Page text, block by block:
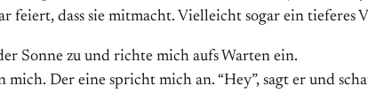
feiert, dass sie mitmacht. Vielleicht sogar ein tieferes
Sonne zu und richte mich aufs Warten ein.
mich. Der eine spricht mich an. “Hey”, sagt er und